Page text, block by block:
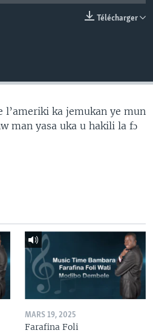
Télécharger
l’ameriki ka jemukan ye mun
man yasa uka u hakili la fɔ
MARS 19, 2025
Farafina Foli